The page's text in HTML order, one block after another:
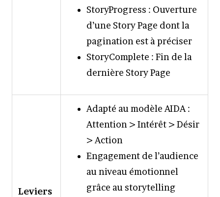
StoryProgress : Ouverture
d’une Story Page dont la
pagination est à préciser
StoryComplete : Fin de la
dernière Story Page
Leviers
Adapté au modèle AIDA :
Attention > Intérêt > Désir
> Action
Engagement de l’audience
au niveau émotionnel
grâce au storytelling